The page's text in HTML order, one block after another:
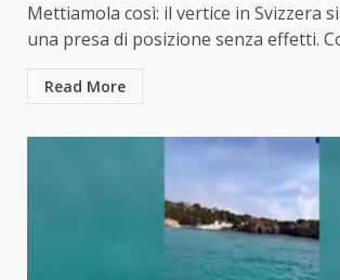
Mettiamola così: il vertice in Svizzera
una presa di posizione senza effetti.
Read More